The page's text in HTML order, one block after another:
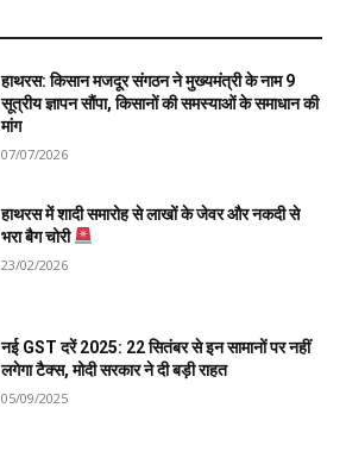
हाथरस: किसान मजदूर संगठन ने मुख्यमंत्री के नाम 9
सूत्रीय ज्ञापन सौंपा, किसानों की समस्याओं के समाधान की
मांग
07/07/2026
हाथरस में शादी समारोह से लाखों के जेवर और नकदी से
भरा बैग चोरी
23/02/2026
नई GST दरें 2025: 22 सितंबर से इन सामानों पर नहीं
लगेगा टैक्स, मोदी सरकार ने दी बड़ी राहत
05/09/2025